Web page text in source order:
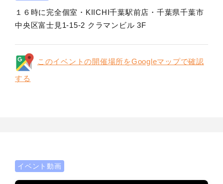
１６時に完全個室・KIICHI千葉駅前店・千葉県千葉市
中央区富士見1-15-2 クラマンビル 3F
このイベントの開催場所をGoogleマップで確認
する
イベント動画